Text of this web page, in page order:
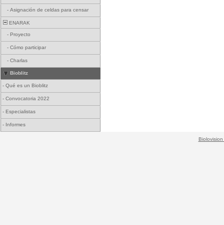
- Asignación de celdas para censar
ENARAK
- Proyecto
- Cómo participar
- Charlas
Bioblitz
- Qué es un Bioblitz
- Convocatoria 2022
- Especialistas
- Informes
Biolovision